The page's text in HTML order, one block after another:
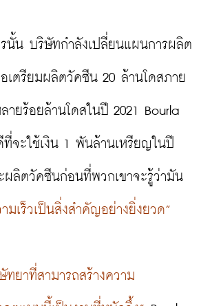
รนั้น บริษัทกำลังเปลี่ยนแผนการผลิต
เตรียมผลิตวัคซีน 20 ล้านโดสภาย
ายร้อยล้านโดสในปี 2021 Bourla
จะใช้เงิน 1 พันล้านเหรียญในปี
ลิตวัคซีนก่อนที่พวกเขาจะรู้ว่ามัน
มเร็วเป็นสิ่งสำคัญอย่างยิ่งยวด”
ทยาที่สามารถสร้างความ